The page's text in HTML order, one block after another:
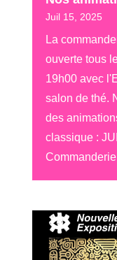
Juil 15, 2025
La
ouverte tous
19h00 avec
salon de thé.
des
classique :